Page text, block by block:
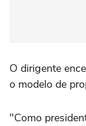
O dirigente
o modelo de
"Como